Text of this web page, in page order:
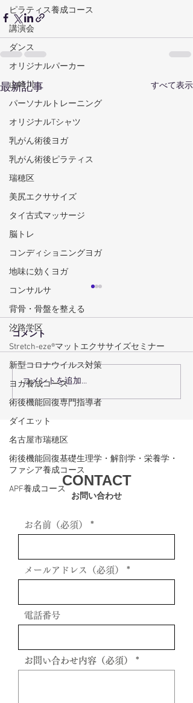
ピラティス養成コース
講演会
ダンス
オリジナルパーカー
山崎川
パーソナルトレーニング
オリジナルTシャツ
乳がん術後ヨガ
乳がん術後ピラティス
瑞穂区
美尻エクササイズ
タイ古式マッサージ
脳トレ
コンディショニングヨガ
地味に効くヨガ
コンサルサ
背骨・骨盤を整える
汐路学区
Stretch-eze®マットエクササイズセミナー
新型コロナウイルス対策
ヨガ養成コース
術後機能回復専門指導者
ダイエット
名古屋市瑞穂区
術後機能回復基礎生理学・解剖学・栄養学・
ファシア養成コース
APF養成コース
最新記事 すべて表示
術後回復プログラムで術
後回復を最大化するコー
コメント
コメントを追加…
お問い合わせ
CONTACT
お名前（必須）
メールアドレス（必須）
電話番号
お問い合わせ内容（必須）